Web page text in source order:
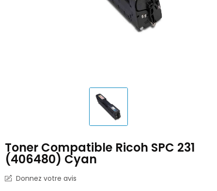
Toner Compatible Ricoh SPC 231
(406480) Cyan
Donnez votre avis